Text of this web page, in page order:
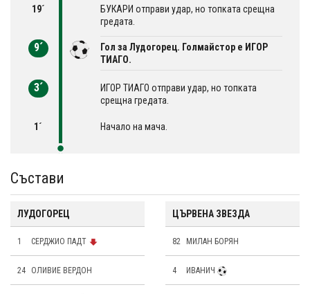
19´
БУКАРИ отправи удар, но топката срещна
гредата.
9´
Гол за Лудогорец. Голмайстор е ИГОР
ТИАГО.
3´
ИГОР ТИАГО отправи удар, но топката
срещна гредата.
1´ Начало на мача.
Състави
ЛУДОГОРЕЦ
1 СЕРДЖИО ПАДТ
24 OЛИВИЕ ВЕРДОН
ЦЪРВЕНА ЗВЕЗДА
82 МИЛАН БОРЯН
4 ИВАНИЧ